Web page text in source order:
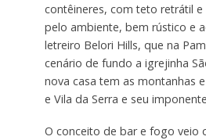
contêineres, com teto retrátil e
pelo ambiente, bem rústico e
letreiro Belori Hills, que na
cenário de fundo a igrejinha
nova casa tem as montanhas
e Vila da Serra e seu
O conceito de bar e fogo veio